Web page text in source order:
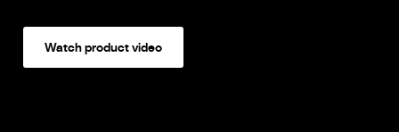
Watch product video